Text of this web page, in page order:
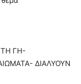
ΓΗ-
ΔΙΑΛΥΟΥΝ